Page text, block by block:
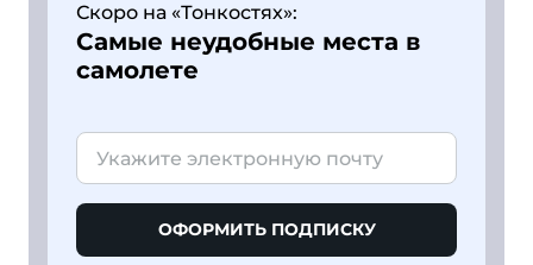
Скоро на «Тонкостях»:
Самые неудобные места в
самолете
ОФОРМИТЬ ПОДПИСКУ